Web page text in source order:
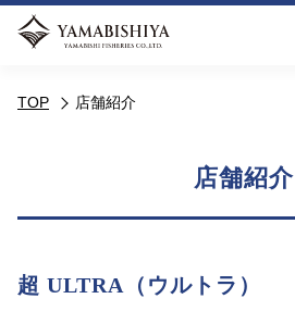
TOP 店舗紹介
店舗紹介
超 ULTRA（ウルトラ）